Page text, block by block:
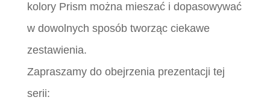
kolory Prism można mieszać i dopasowywać
w dowolnych sposób tworząc ciekawe
zestawienia.
Zapraszamy do obejrzenia prezentacji tej
serii: